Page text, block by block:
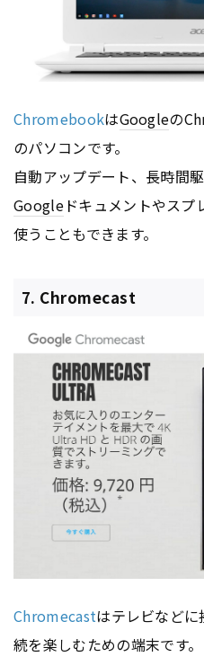
ChromebookはGoogleの
のパソコンです。
自動アップデート、長時間
Googleドキュメントやスプ
使うこともできます。
7. Chromecast
Chromecastはテレビなど
続を楽しむための端末です。